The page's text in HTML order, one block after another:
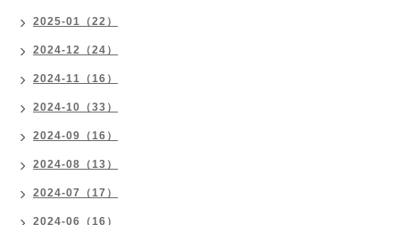
2025-01（22）
2024-12（24）
2024-11（16）
2024-10（33）
2024-09（16）
2024-08（13）
2024-07（17）
2024-06（16）